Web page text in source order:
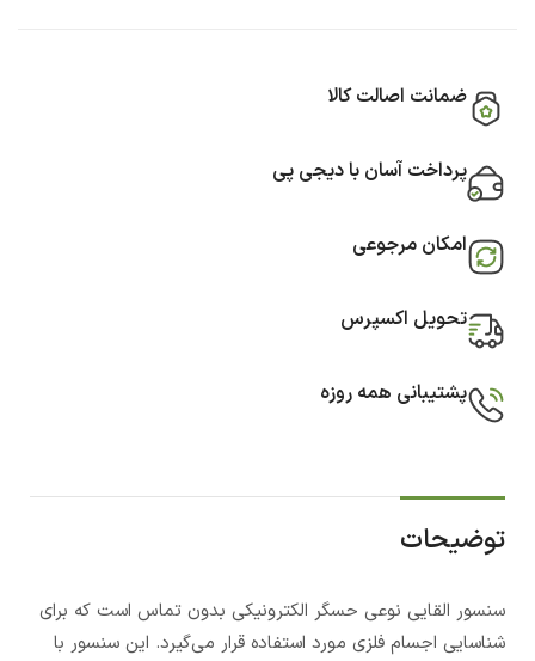
ضمانت اصالت کالا
پرداخت آسان با دیجی پی
امکان مرجوعی
تحویل اکسپرس
پشتیبانی همه روزه
توضیحات
سنسور القایی نوعی حسگر الکترونیکی بدون تماس است که برای
شناسایی اجسام فلزی مورد استفاده قرار می‌گیرد. این سنسور با